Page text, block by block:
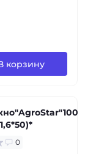
корзину
0